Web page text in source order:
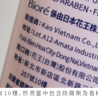
10種，然而當中包含防腐劑及